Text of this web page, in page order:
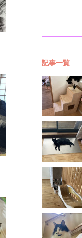
記事一覧